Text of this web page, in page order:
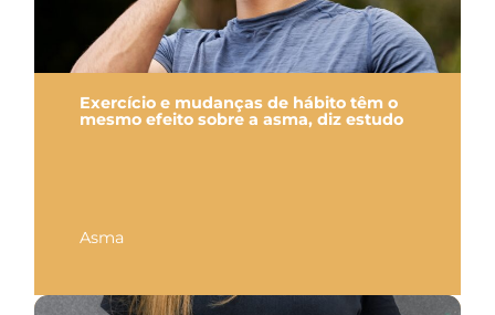
Exercício e mudanças de hábito têm o
mesmo efeito sobre a asma, diz estudo
Asma